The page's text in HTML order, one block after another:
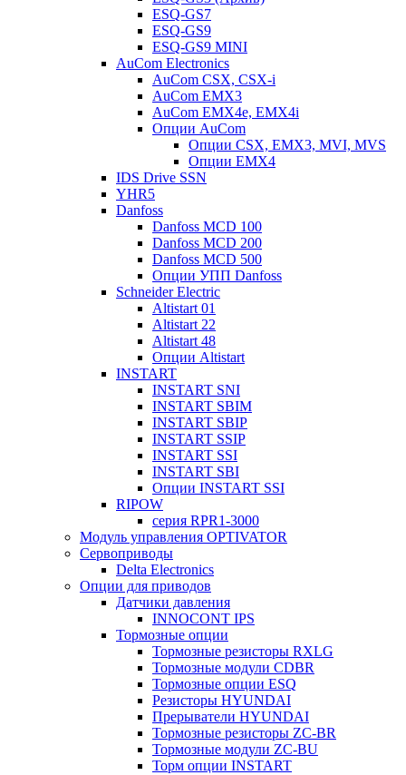
ESQ-GS7
ESQ-GS9
ESQ-GS9 MINI
AuCom Electronics
AuCom CSX, CSX-i
AuCom EMX3
AuCom EMX4e, EMX4i
Опции AuCom
Опции CSX, EMX3, MVI, MVS
Опции EMX4
IDS Drive SSN
YHR5
Danfoss
Danfoss MCD 100
Danfoss MCD 200
Danfoss MCD 500
Опции УПП Danfoss
Schneider Electric
Altistart 01
Altistart 22
Altistart 48
Опции Altistart
INSTART
INSTART SNI
INSTART SBIM
INSTART SBIP
INSTART SSIP
INSTART SSI
INSTART SBI
Опции INSTART SSI
RIPOW
серия RPR1-3000
Модуль управления OPTIVATOR
Сервоприводы
Delta Electronics
Опции для приводов
Датчики давления
INNOCONT IPS
Тормозные опции
Тормозные резисторы RXLG
Тормозные модули CDBR
Тормозные опции ESQ
Резисторы HYUNDAI
Прерыватели HYUNDAI
Тормозные резисторы ZC-BR
Тормозные модули ZC-BU
Торм опции INSTART